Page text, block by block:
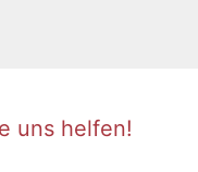
uns helfen!